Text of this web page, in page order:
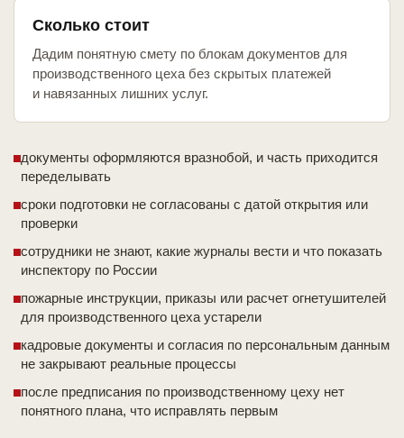
Сколько стоит
Дадим понятную смету по блокам документов для
производственного цеха без скрытых платежей
и навязанных лишних услуг.
документы оформляются вразнобой, и часть приходится
переделывать
сроки подготовки не согласованы с датой открытия или
проверки
сотрудники не знают, какие журналы вести и что показать
инспектору по России
пожарные инструкции, приказы или расчет огнетушителей
для производственного цеха устарели
кадровые документы и согласия по персональным данным
не закрывают реальные процессы
после предписания по производственному цеху нет
понятного плана, что исправлять первым